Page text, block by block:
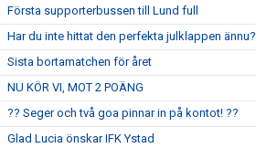
Första supporterbussen till Lund full
Har du inte hittat den perfekta julklappen ännu?
Sista bortamatchen för året
NU KÖR VI, MOT 2 POÄNG
?? Seger och två goa pinnar in på kontot! ??
Glad Lucia önskar IFK Ystad